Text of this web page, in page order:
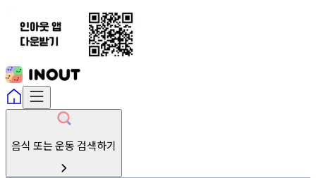
음식 또는 운동 검색하기